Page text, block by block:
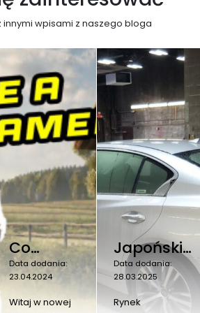
innymi wpisami z naszego bloga
Co
nowego#1
Auta z
USA
Data dodania:
23.04.2024
Witaj w nowej
Japońskie
auta z
USA–
modele
Data dodania:
28.03.2025
Rynek